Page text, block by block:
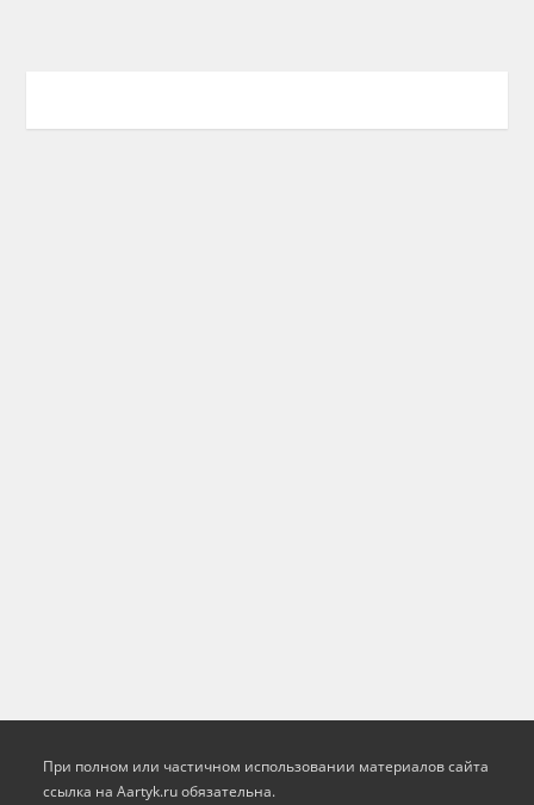
При полном или частичном использовании материалов сайта
ссылка на Aartyk.ru oбязательна.